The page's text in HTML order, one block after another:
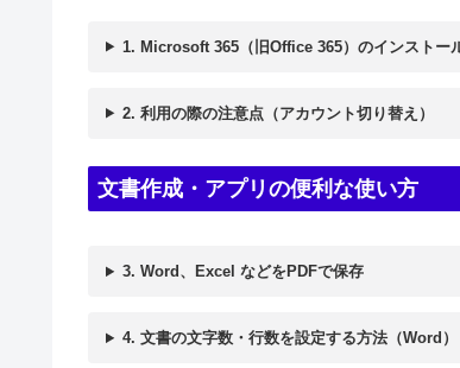
1. Microsoft 365（旧Office 365）のインストー
2. 利用の際の注意点（アカウント切り替え）
文書作成・アプリの便利な使い方
3. Word、Excel などをPDFで保存
4. 文書の文字数・行数を設定する方法（Word）